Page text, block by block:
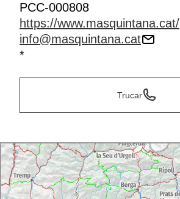
PCC-000808
https://www.masquintana.cat/
info@masquintana.cat
*
Trucar